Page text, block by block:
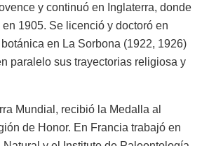
y continuó en Inglaterra, donde
1905. Se licenció y doctoró en
en La Sorbona (1922, 1926)
paralelo sus trayectorias religiosa y
Mundial, recibió la Medalla al
de Honor. En Francia trabajó en